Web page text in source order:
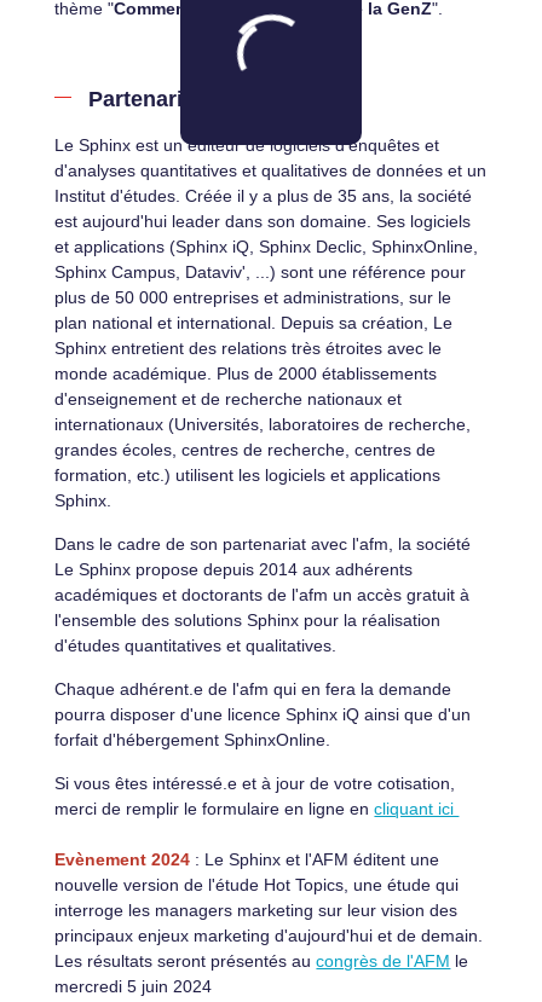
thème "Comment capter l'attention de la GenZ".
Partenariat afm/
Le Sphinx est un éditeur de logiciels d'enquêtes et
d'analyses quantitatives et qualitatives de données et un
Institut d'études. Créée il y a plus de 35 ans, la société
est aujourd'hui leader dans son domaine. Ses logiciels
et applications (Sphinx iQ, Sphinx Declic, SphinxOnline,
Sphinx Campus, Dataviv', ...) sont une référence pour
plus de 50 000 entreprises et administrations, sur le
plan national et international. Depuis sa création, Le
Sphinx entretient des relations très étroites avec le
monde académique. Plus de 2000 établissements
d'enseignement et de recherche nationaux et
internationaux (Universités, laboratoires de recherche,
grandes écoles, centres de recherche, centres de
formation, etc.) utilisent les logiciels et applications
Sphinx.
Dans le cadre de son partenariat avec l'afm, la société
Le Sphinx propose depuis 2014 aux adhérents
académiques et doctorants de l'afm un accès gratuit à
l'ensemble des solutions Sphinx pour la réalisation
d'études quantitatives et qualitatives.
Chaque adhérent.e de l'afm qui en fera la demande
pourra disposer d'une licence Sphinx iQ ainsi que d'un
forfait d'hébergement SphinxOnline.
Si vous êtes intéressé.e et à jour de votre cotisation,
merci de remplir le formulaire en ligne encliquant ici
Evènement 2024 : Le Sphinx et l'AFM éditent une
nouvelle version de l'étude Hot Topics, une étude qui
interroge les managers marketing sur leur vision des
principaux enjeux marketing d'aujourd'hui et de demain.
Les résultats seront présentés aucongrès de l'AFM le
mercredi 5 juin 2024